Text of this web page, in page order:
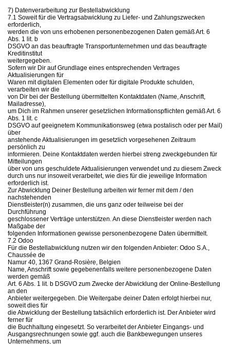
7) Datenverarbeitung zur Bestellabwicklung
7.1 Soweit für die Vertragsabwicklung zu Liefer- und Zahlungszwecken
erforderlich,
werden die von uns erhobenen personenbezogenen Daten gemäß Art. 6
Abs. 1 lit. b
DSGVO an das beauftragte Transportunternehmen und das beauftragte
Kreditinstitut
weitergegeben.
Sofern wir Dir auf Grundlage eines entsprechenden Vertrages
Aktualisierungen für
Waren mit digitalen Elementen oder für digitale Produkte schulden,
verarbeiten wir die
von Dir bei der Bestellung übermittelten Kontaktdaten (Name, Anschrift,
Mailadresse),
um Dich im Rahmen unserer gesetzlichen Informationspflichten gemäß Art. 6
Abs. 1 lit. c
DSGVO auf geeignetem Kommunikationsweg (etwa postalisch oder per Mail)
über
anstehende Aktualisierungen im gesetzlich vorgesehenen Zeitraum
persönlich zu
informieren. Deine Kontaktdaten werden hierbei streng zweckgebunden für
Mitteilungen
über von uns geschuldete Aktualisierungen verwendet und zu diesem Zweck
durch uns nur insoweit verarbeitet, wie dies für die jeweilige Information
erforderlich ist.
Zur Abwicklung Deiner Bestellung arbeiten wir ferner mit dem / den
nachstehenden
Dienstleister(n) zusammen, die uns ganz oder teilweise bei der
Durchführung
geschlossener Verträge unterstützen. An diese Dienstleister werden nach
Maßgabe der
folgenden Informationen gewisse personenbezogene Daten übermittelt.
7.2 Odoo
Für die Bestellabwicklung nutzen wir den folgenden Anbieter: Odoo S.A.,
Chaussée de
Namur 40, 1367 Grand-Rosière, Belgien
Name, Anschrift sowie gegebenenfalls weitere personenbezogene Daten
werden gemäß
Art. 6 Abs. 1 lit. b DSGVO zum Zwecke der Abwicklung der Online-Bestellung
an den
Anbieter weitergegeben. Die Weitergabe deiner Daten erfolgt hierbei nur,
soweit dies für
die Abwicklung der Bestellung tatsächlich erforderlich ist. Der Anbieter wird
ferner für
die Buchhaltung eingesetzt. So verarbeitet der Anbieter Eingangs- und
Ausgangsrechnungen sowie ggf. auch die Bankbewegungen unseres
Unternehmens, um